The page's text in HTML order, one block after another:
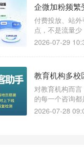
才能让每一次曝
都精准触达高
告投放稳定起量
资高质的长效私
付费投放、站
点，不是流量
接不住：员工账
好友，优质投
2026-07-29
对教育机构而
的每一个咨询
的。但不少机构
2026-07-28